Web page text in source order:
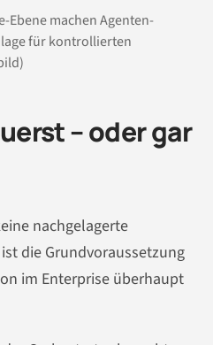
Ebene machen Agenten-
für kontrollierten
– oder gar
nachgelagerte
die Grundvoraussetzung
im Enterprise überhaupt